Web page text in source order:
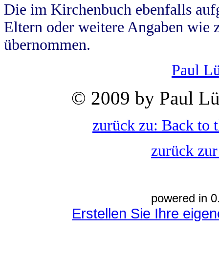
Die im Kirchenbuch ebenfalls
Eltern oder weitere Angaben wie
übernommen.
Paul
© 2009 by Paul
zurück zu: Back to
zurück
powered in
Erstellen Sie Ihre